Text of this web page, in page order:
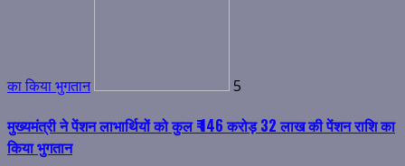
का किया भुगतान 5
मुख्यमंत्री ने पेंशन लाभार्थियों को कुल ₹ 146 करोड़ 32 लाख की पेंशन राशि का
किया भुगतान